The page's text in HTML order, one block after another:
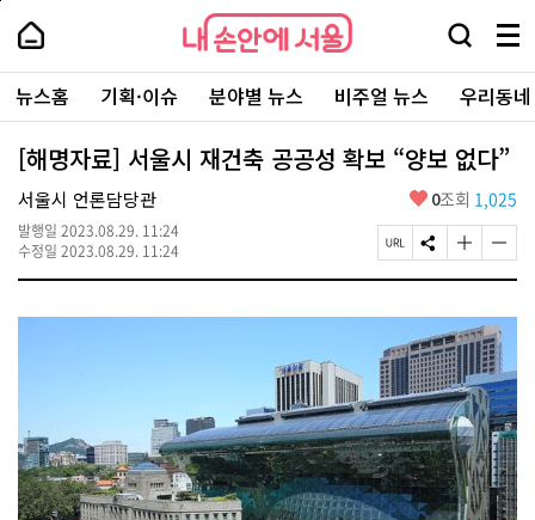
본
로
가
내
손
안
에
서
울
-
서
울
시
대
표
소
포
내
손
에
울
검
창
열
기
메
뉴
전
체
보
기
주
요
서
뉴스홈 기획·이슈 분야별 뉴스 비주얼 뉴스 우리동
[해명자료] 서울시 재건축 공공성 확보 “양보 없다”
서울시 언론담당관
발행일 2023.08.29. 11:24
수정일 2023.08.29. 11:24
좋
요
0조회 1,025
페
이
U
L
복
사
S
N
공
유
하
기
글
자
기
크
게
변
경
하
기
글
자
기
작
게
변
경
하
기
페
상
단
로